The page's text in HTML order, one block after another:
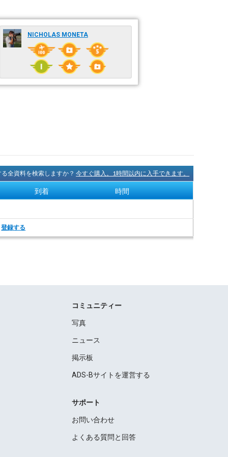
NICHOLAS MONETA
全資料を検索しますか？今すぐ購入。1時間以内に入手できます。
到着 時間
登録する
コミュニティー
写真
ニュース
掲示板
ADS-Bサイトを運営する
サポート
お問い合わせ
よくある質問と回答